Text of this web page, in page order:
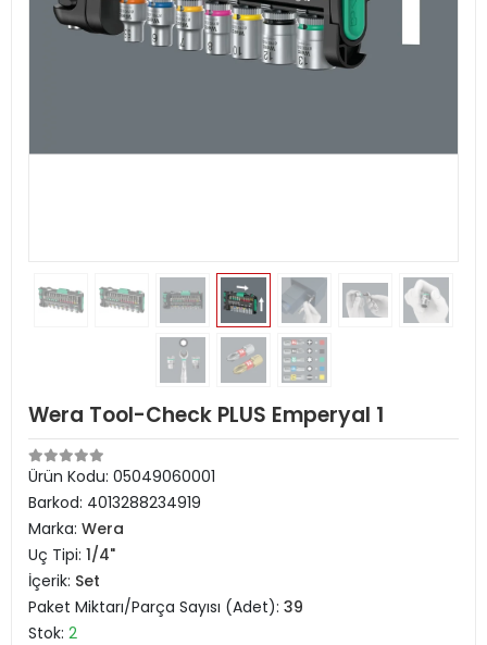
Wera Tool-Check PLUS Emperyal 1
Ürün Kodu: 05049060001
Barkod: 4013288234919
Marka: Wera
Uç Tipi: 1/4"
İçerik: Set
Paket Miktarı/Parça Sayısı (Adet): 39
Stok: 2